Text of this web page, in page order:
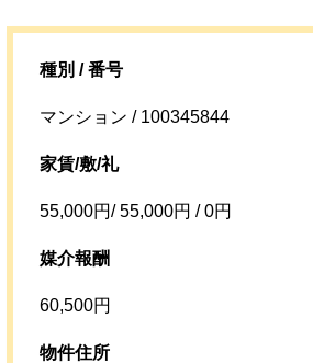
種別 / 番号
マンション / 100345844
家賃/敷/礼
55,000円/ 55,000円 / 0円
媒介報酬
60,500円
物件住所